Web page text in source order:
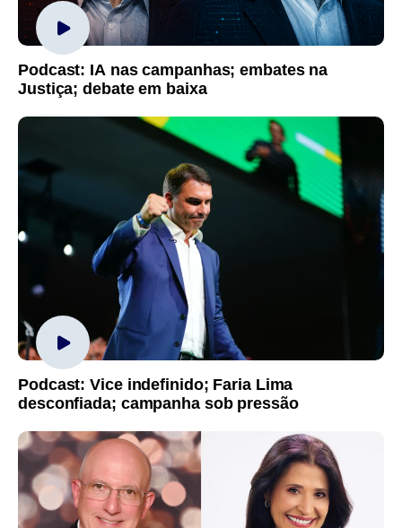
Podcast: IA nas campanhas; embates na
Justiça; debate em baixa
Podcast: Vice indefinido; Faria Lima
desconfiada; campanha sob pressão